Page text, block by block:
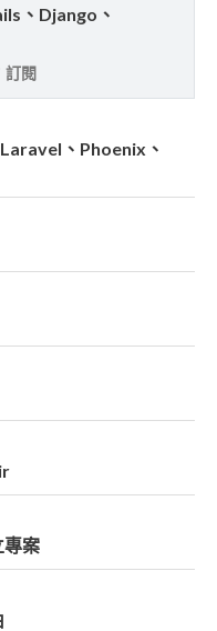
、Django、
訂閱
、Phoenix、
專案